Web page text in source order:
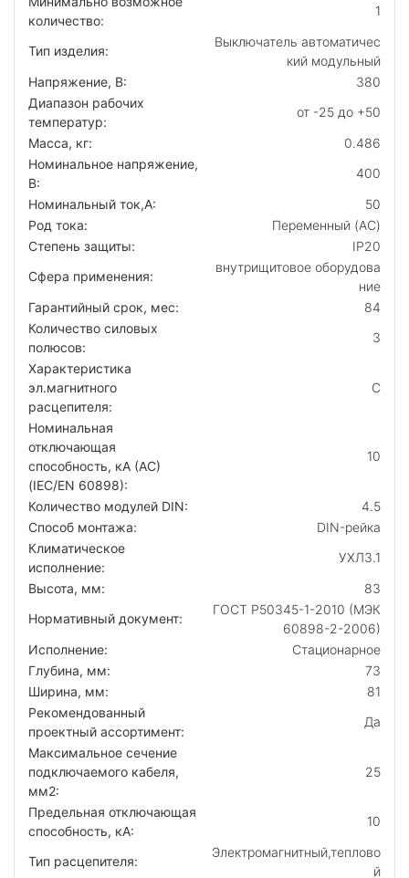
количество:
1
Тип изделия:
Выключатель автоматичес
кий модульный
Напряжение, В:
380
Диапазон рабочих
температур:
от -25 до +50
Масса, кг:
0.486
Номинальное напряжение,
В:
400
Номинальный ток,А:
50
Род тока:
Переменный (AC)
Степень защиты:
IP20
Сфера применения:
внутрищитовое оборудова
ние
Гарантийный срок, мес:
84
Количество силовых
полюсов:
3
Характеристика
эл.магнитного
расцепителя:
C
Номинальная
отключающая
способность, кA (AC)
(IEC/EN 60898):
10
Количество модулей DIN:
4.5
Способ монтажа:
DIN-рейка
Климатическое
исполнение:
УХЛ3.1
Высота, мм:
83
Нормативный документ:
ГОСТ Р50345-1-2010 (МЭК
60898-2-2006)
Исполнение:
Стационарное
Глубина, мм:
73
Ширина, мм:
81
Рекомендованный
проектный ассортимент:
Да
Максимальное сечение
подключаемого кабеля,
мм2:
25
Предельная отключающая
способность, кA:
10
Тип расцепителя:
Электромагнитный,теплово
й